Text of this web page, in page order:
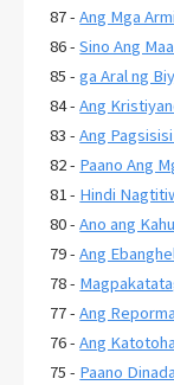
87 -Ang Mga
86 -Sino Ang
85 -ga Aral ng
84 -Ang
83 -Ang
82 - Paano Ang
81 - Hindi
80 -Ano ang
79 -Ang
78 -
77 -Ang
76 -Ang
75 - Paano